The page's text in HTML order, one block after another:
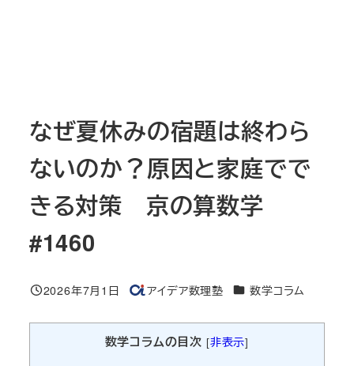
なぜ夏休みの宿題は終わら
ないのか？原因と家庭でで
きる対策 京の算数学
#1460
投稿日
2026年7月1日
著
アイデア数理塾 カテゴリー
数学コラム
数学コラムの目次 [非表示]